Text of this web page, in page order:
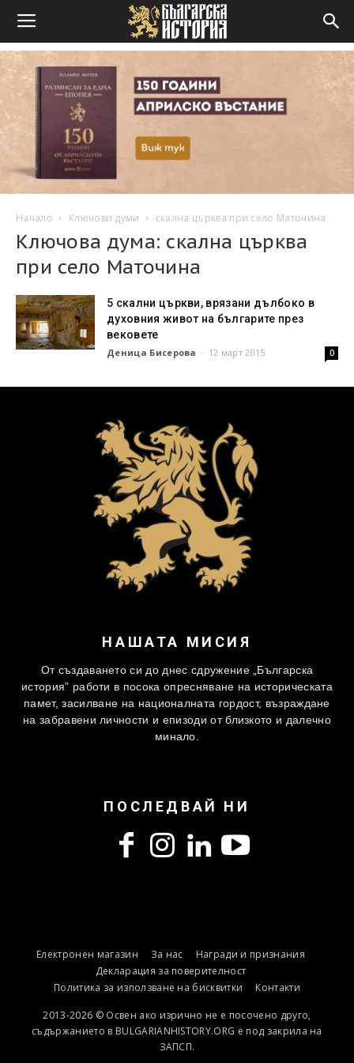
Начало Ключови думи скална църква при село Маточина
Ключова дума: скална църква
при село Маточина
5 скални църкви, врязани дълбоко в
духовния живот на българите през
вековете
Деница Бисерова - 12 март 2015 0
НАШАТА МИСИЯ
От създаването си до днес сдружение „Българска
история” работи в посока опресняване на историческата
памет, засилване на националната гордост, възраждане
на забравени личности и епизоди от близкото и далечно
минало.
ПОСЛЕДВАЙ НИ
Електронен магазин За нас
Награди и признания
Декларация за поверителност
Политика за използване на бисквитки
Контакти
2013-2026 © Освен ако изрично не е посочено друго,
съдържанието в BULGARIANHISTORY.ORG е под закрила на
ЗАПСП.